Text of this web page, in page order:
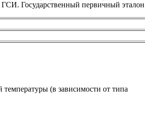
Государственный первичный эталон
температуры (в зависимости от типа